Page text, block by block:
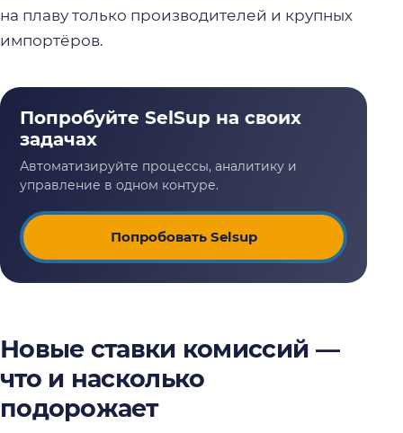
на плаву только производителей и крупных
импортёров.
Попробовать Selsup
Новые ставки комиссий —
что и насколько
подорожает